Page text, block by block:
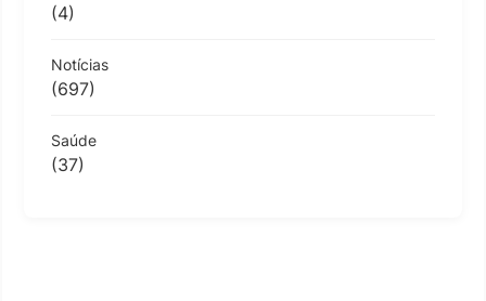
(4)
Notícias
(697)
Saúde
(37)